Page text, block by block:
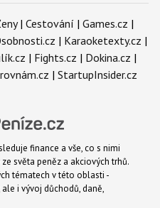
| Cestování | Games.cz |
| Karaoketexty.cz |
| Fights.cz | Dokina.cz |
| StartupInsider.cz
finance a vše, co s nimi
světa peněz a akciových trhů.
tématech v této oblasti -
i vývoj důchodů, daně,